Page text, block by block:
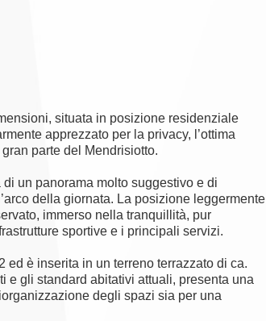
situata in posizione residenziale
apprezzato per la privacy, l’ottima
parte del Mendrisiotto.
un panorama molto suggestivo e di
della giornata. La posizione leggermente
immerso nella tranquillità, pur
sportive e i principali servizi.
ed è inserita in un terreno terrazzato di ca.
e gli standard abitativi attuali, presenta una
degli spazi sia per una